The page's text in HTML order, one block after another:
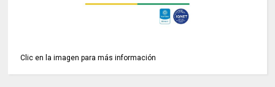
Clic en la imagen para más información